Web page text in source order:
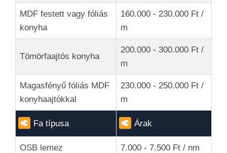
MDF festett vagy fóliás
konyha
160.000 - 230.000 Ft /
m
Tömörfaajtós konyha
200.000 - 300.000 Ft /
m
Magasfényű fóliás MDF
konyhaajtókkal
230.000 - 250.000 Ft /
m
Fa típusa Árak
OSB lemez 7.000 - 7.500 Ft / nm